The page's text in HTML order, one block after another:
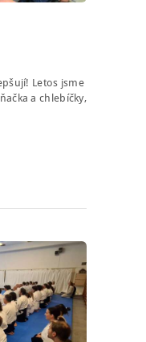
Letos jsme
a chlebíčky,